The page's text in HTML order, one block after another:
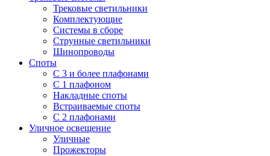
Трековые светильники
Комплектующие
Системы в сборе
Струнные светильники
Шинопроводы
Споты
С 3 и более плафонами
С 1 плафоном
Накладные споты
Встраиваемые споты
С 2 плафонами
Уличное освещение
Уличные
Прожекторы